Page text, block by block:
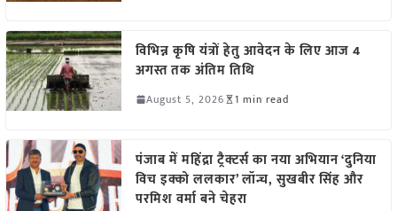
विभिन्न कृषि यंत्रों हेतु आवेदन के लिए आज 4
अगस्त तक अंतिम तिथि
August 5, 2026 1 min read
पंजाब में महिंद्रा ट्रैक्टर्स का नया अभियान ‘दुनिया
विच इक्को ललकार’ लॉन्च, सुखबीर सिंह और
परमिश वर्मा बने चेहरा